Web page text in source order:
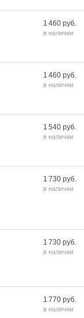
1 460 руб.
в наличии
1 460 руб.
в наличии
1 540 руб.
в наличии
1 730 руб.
в наличии
1 730 руб.
в наличии
1 770 руб.
в наличии